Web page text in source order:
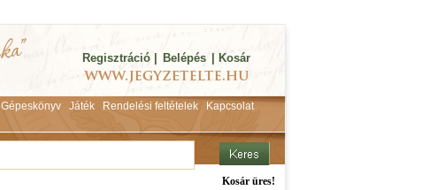
Regisztráció Belépés Kosár
Gépeskönyv Játék Rendelési feltételek Kapcsolat
Kosár üres!